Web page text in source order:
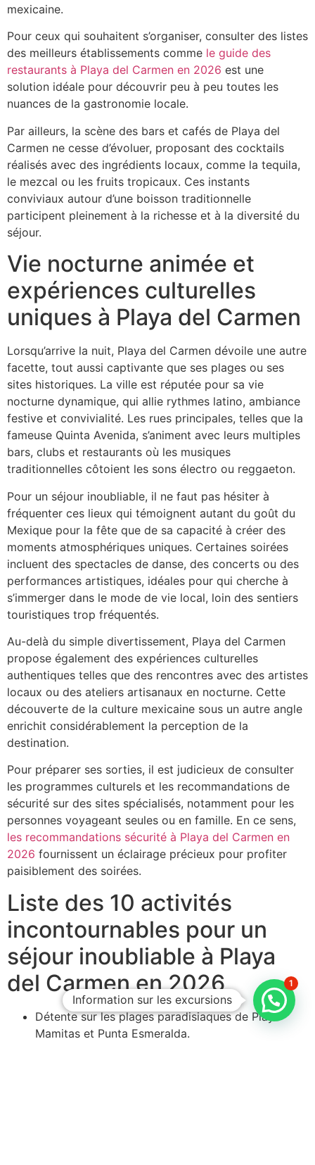
mexicaine.
Pour ceux qui souhaitent s’organiser, consulter des listes
des meilleurs établissements comme le guide des
restaurants à Playa del Carmen en 2026 est une
solution idéale pour découvrir peu à peu toutes les
nuances de la gastronomie locale.
Par ailleurs, la scène des bars et cafés de Playa del
Carmen ne cesse d’évoluer, proposant des cocktails
réalisés avec des ingrédients locaux, comme la tequila,
le mezcal ou les fruits tropicaux. Ces instants
conviviaux autour d’une boisson traditionnelle
participent pleinement à la richesse et à la diversité du
séjour.
Vie nocturne animée et
expériences culturelles
uniques à Playa del Carmen
Lorsqu’arrive la nuit, Playa del Carmen dévoile une autre
facette, tout aussi captivante que ses plages ou ses
sites historiques. La ville est réputée pour sa vie
nocturne dynamique, qui allie rythmes latino, ambiance
festive et convivialité. Les rues principales, telles que la
fameuse Quinta Avenida, s’animent avec leurs multiples
bars, clubs et restaurants où les musiques
traditionnelles côtoient les sons électro ou reggaeton.
Pour un séjour inoubliable, il ne faut pas hésiter à
fréquenter ces lieux qui témoignent autant du goût du
Mexique pour la fête que de sa capacité à créer des
moments atmosphériques uniques. Certaines soirées
incluent des spectacles de danse, des concerts ou des
performances artistiques, idéales pour qui cherche à
s’immerger dans le mode de vie local, loin des sentiers
touristiques trop fréquentés.
Au-delà du simple divertissement, Playa del Carmen
propose également des expériences culturelles
authentiques telles que des rencontres avec des artistes
locaux ou des ateliers artisanaux en nocturne. Cette
découverte de la culture mexicaine sous un autre angle
enrichit considérablement la perception de la
destination.
Pour préparer ses sorties, il est judicieux de consulter
les programmes culturels et les recommandations de
sécurité sur des sites spécialisés, notamment pour les
personnes voyageant seules ou en famille. En ce sens,
les recommandations sécurité à Playa del Carmen en
2026 fournissent un éclairage précieux pour profiter
paisiblement des soirées.
Liste des 10 activités
incontournables pour un
séjour inoubliable à Playa
del Carmen en 2026
Détente sur les plages paradisiaques de Playa
Mamitas et Punta Esmeralda.
Information sur les excursions
1